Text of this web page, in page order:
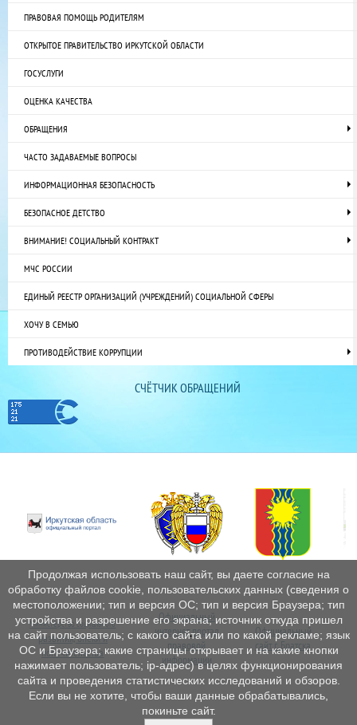
ПРАВОВАЯ ПОМОЩЬ РОДИТЕЛЯМ
ОТКРЫТОЕ ПРАВИТЕЛЬСТВО ИРКУТСКОЙ ОБЛАСТИ
ГОСУСЛУГИ
ОЦЕНКА КАЧЕСТВА
ОБРАЩЕНИЯ
ЧАСТО ЗАДАВАЕМЫЕ ВОПРОСЫ
ИНФОРМАЦИОННАЯ БЕЗОПАСНОСТЬ
БЕЗОПАСНОЕ ДЕТСТВО
ВНИМАНИЕ! СОЦИАЛЬНЫЙ КОНТРАКТ
МЧС РОССИИ
ЕДИНЫЙ РЕЕСТР ОРГАНИЗАЦИЙ (УЧРЕЖДЕНИЙ) СОЦИАЛЬНОЙ СФЕРЫ
ХОЧУ В СЕМЬЮ
ПРОТИВОДЕЙСТВИЕ КОРРУПЦИИ
СЧЁТЧИК ОБРАЩЕНИЙ
Министерство социального
развития, опеки и
попечительства
Официальный
интернетпортал
правовой
информации
Официальный
сайт г. Братска
Продолжая использовать наш сайт, вы даете согласие на
обработку файлов cookie, пользовательских данных (сведения о
местоположении; тип и версия ОС; тип и версия Браузера; тип
устройства и разрешение его экрана; источник откуда пришел
на сайт пользователь; с какого сайта или по какой рекламе; язык
ОС и Браузера; какие страницы открывает и на какие кнопки
нажимает пользователь; ip-адрес) в целях функционирования
сайта и проведения статистических исследований и обзоров.
Если вы не хотите, чтобы ваши данные обрабатывались,
покиньте сайт.